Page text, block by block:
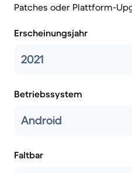
Patches oder Plattform-
Erscheinungsjahr
2021
Betriebssystem
Android
Faltbar